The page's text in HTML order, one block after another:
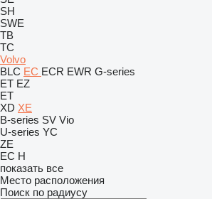
SH
SWE
TB
TC
Volvo
BLC EC ECR EWR G-series
ET EZ
ET
XD XE
B-series SV Vio
U-series YC
ZE
EC H
показать все
Место расположения
Поиск по радиусу